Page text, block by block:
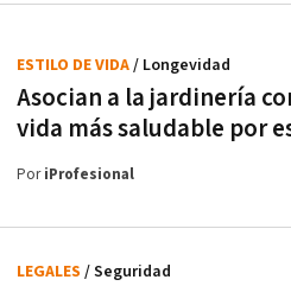
Asocian a la jardinería
vida más saludable por
ESTILO DE VIDA/ Longevidad
PoriProfesional
LEGALES / Seguridad